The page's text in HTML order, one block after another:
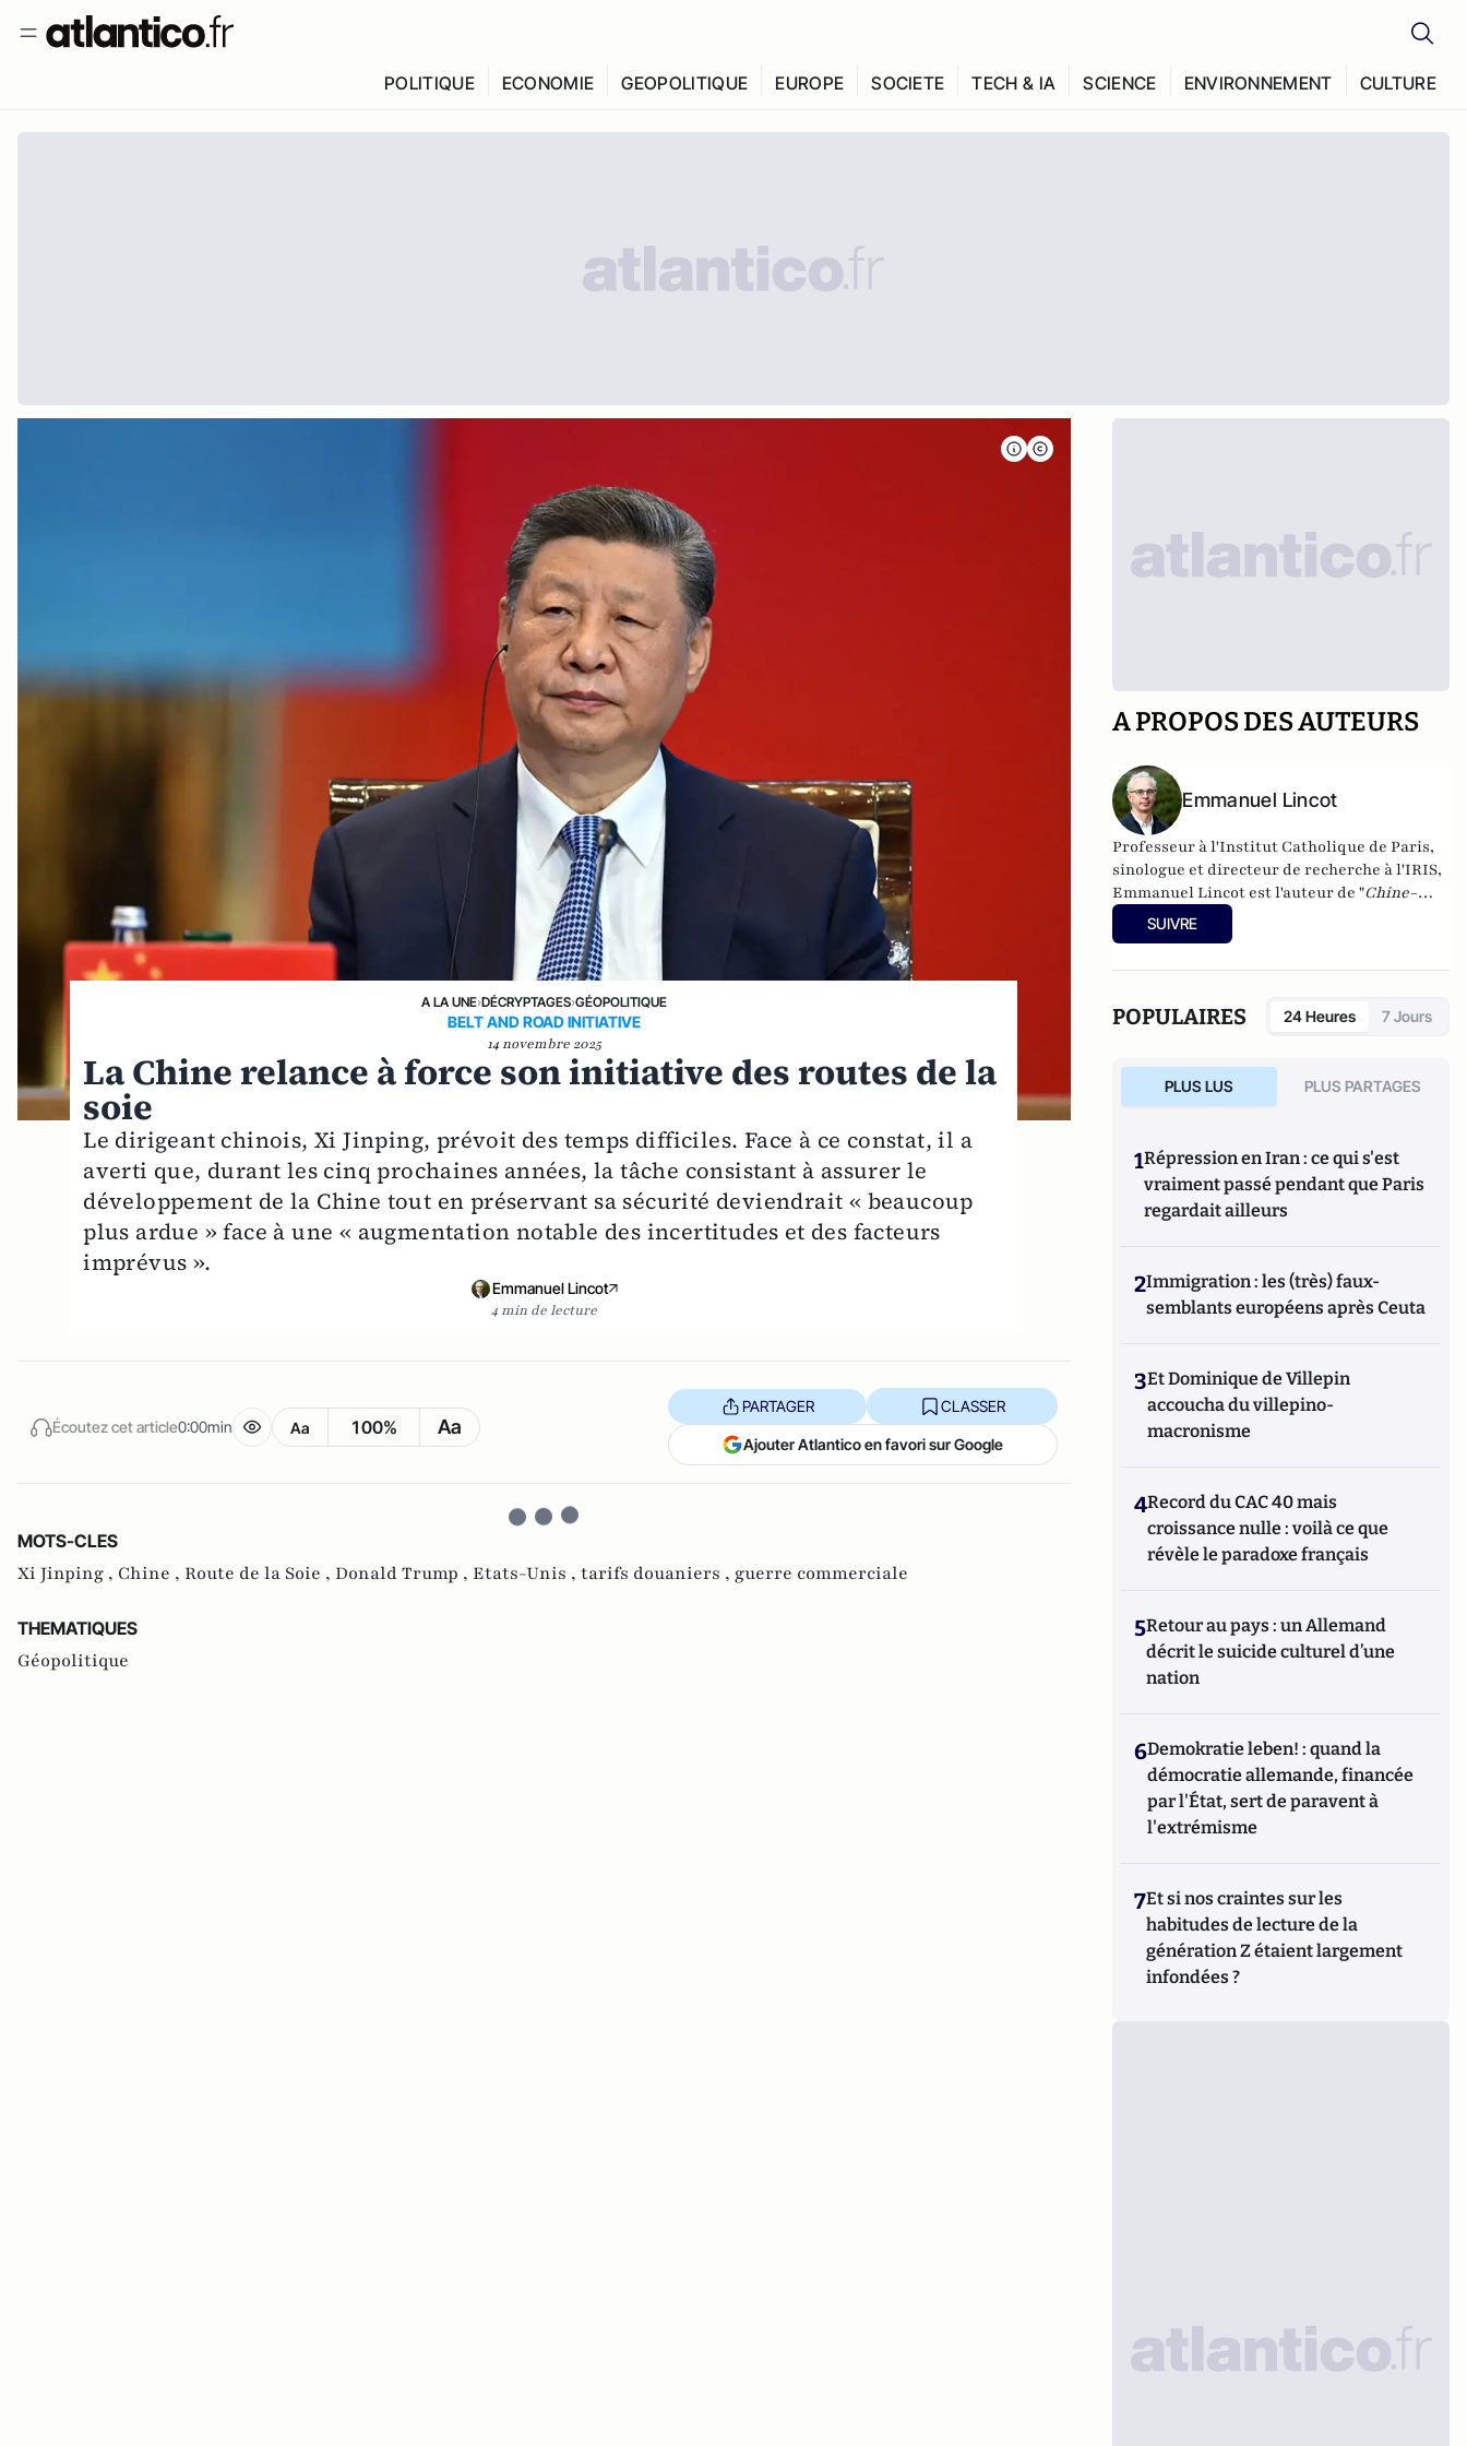
POLITIQUE ECONOMIE GEOPOLITIQUE EUROPE SOCIETE TECH & IA SCIENCE ENVIRONNEMENT CULTURE
A LA UNE›DÉCRYPTAGES›GÉOPOLITIQUE
BELT AND ROAD INITIATIVE
14 novembre 2025
La Chine relance à force son initiative des routes de la
soie
Le dirigeant chinois, Xi Jinping, prévoit des temps difficiles. Face à ce constat, il a
averti que, durant les cinq prochaines années, la tâche consistant à assurer le
développement de la Chine tout en préservant sa sécurité deviendrait « beaucoup
plus ardue » face à une « augmentation notable des incertitudes et des facteurs
imprévus ».
Emmanuel Lincot
4 min de lecture
Écoutez cet article0:00min Aa 100% Aa
PARTAGER CLASSER
Ajouter Atlantico en favori sur Google
MOTS-CLES
Xi Jinping , Chine , Route de la Soie , Donald Trump , Etats-Unis , tarifs douaniers , guerre commerciale
THEMATIQUES
Géopolitique
A PROPOS DES AUTEURS
Emmanuel Lincot
Professeur à l'Institut Catholique de Paris,
sinologue et directeur de recherche à l'IRIS,
Emmanuel Lincot est l'auteur de "Chine-
Inde. La guerre des mondes
Cerf (à paraître le 27 février).
SUIVRE
POPULAIRES 24 Heures 7 Jours
PLUS LUS PLUS PARTAGES
1Répression en Iran : ce qui s'est
vraiment passé pendant que Paris
regardait ailleurs
2Immigration : les (très) faux-
semblants européens après Ceuta
3Et Dominique de Villepin
accoucha du villepino-
macronisme
4Record du CAC 40 mais
croissance nulle : voilà ce que
révèle le paradoxe français
5Retour au pays : un Allemand
décrit le suicide culturel d’une
nation
6Demokratie leben! : quand la
démocratie allemande, financée
par l'État, sert de paravent à
l'extrémisme
7Et si nos craintes sur les
habitudes de lecture de la
génération Z étaient largement
infondées ?